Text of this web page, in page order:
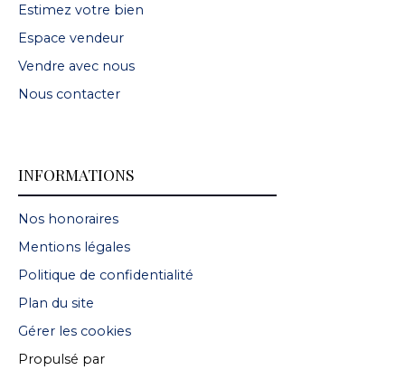
Estimez votre bien
Espace vendeur
Vendre avec nous
Nous contacter
INFORMATIONS
Nos honoraires
Mentions légales
Politique de confidentialité
Plan du site
Gérer les cookies
Propulsé par